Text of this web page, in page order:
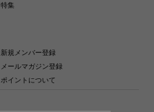
特集
新規メンバー登録
メールマガジン登録
ポイントについて